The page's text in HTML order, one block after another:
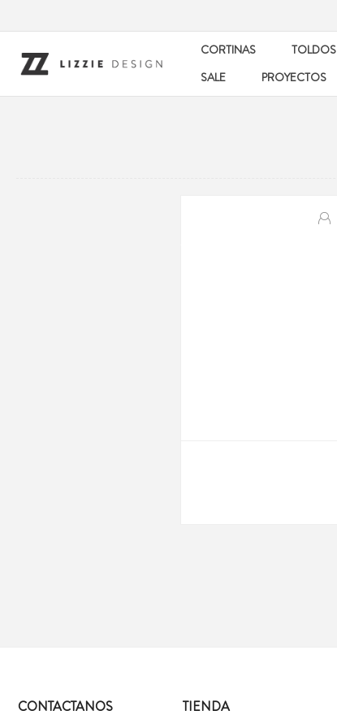
CORTINAS TOLDOS
SALE
PROYECTOS
CONTACTANOS TIENDA